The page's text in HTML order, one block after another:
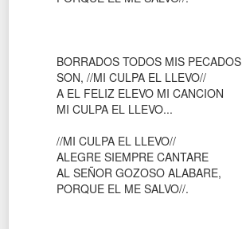
BORRADOS TODOS MIS PECADOS
SON, //MI CULPA EL LLEVO//
A EL FELIZ ELEVO MI CANCION
MI CULPA EL LLEVO...
//MI CULPA EL LLEVO//
ALEGRE SIEMPRE CANTARE
AL SEÑOR GOZOSO ALABARE,
PORQUE EL ME SALVO//.